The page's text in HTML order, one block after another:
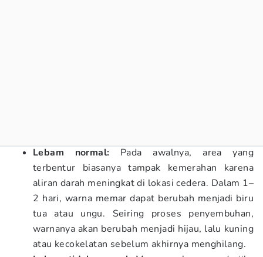
Lebam normal: Pada awalnya, area yang
terbentur biasanya tampak kemerahan karena
aliran darah meningkat di lokasi cedera. Dalam 1–
2 hari, warna memar dapat berubah menjadi biru
tua atau ungu. Seiring proses penyembuhan,
warnanya akan berubah menjadi hijau, lalu kuning
atau kecokelatan sebelum akhirnya menghilang.